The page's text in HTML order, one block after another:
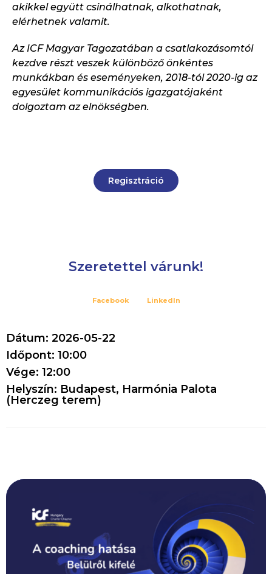
akikkel együtt csinálhatnak, alkothatnak,
elérhetnek valamit.
Az ICF Magyar Tagozatában a csatlakozásomtól
kezdve részt veszek különböző önkéntes
munkákban és eseményeken, 2018-tól 2020-ig az
egyesület kommunikációs igazgatójaként
dolgoztam az elnökségben.
Regisztráció
Szeretettel várunk!
Facebook LinkedIn
Dátum: 2026-05-22
Időpont: 10:00
Vége: 12:00
Helyszín: Budapest, Harmónia Palota
(Herczeg terem)